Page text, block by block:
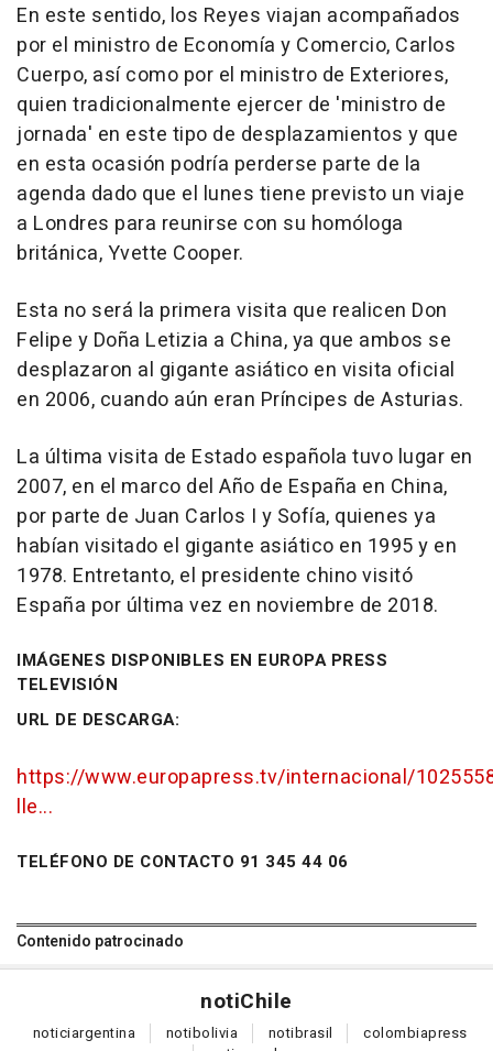
En este sentido, los Reyes viajan acompañados
por el ministro de Economía y Comercio, Carlos
Cuerpo, así como por el ministro de Exteriores,
quien tradicionalmente ejercer de 'ministro de
jornada' en este tipo de desplazamientos y que
en esta ocasión podría perderse parte de la
agenda dado que el lunes tiene previsto un viaje
a Londres para reunirse con su homóloga
británica, Yvette Cooper.
Esta no será la primera visita que realicen Don
Felipe y Doña Letizia a China, ya que ambos se
desplazaron al gigante asiático en visita oficial
en 2006, cuando aún eran Príncipes de Asturias.
La última visita de Estado española tuvo lugar en
2007, en el marco del Año de España en China,
por parte de Juan Carlos I y Sofía, quienes ya
habían visitado el gigante asiático en 1995 y en
1978. Entretanto, el presidente chino visitó
España por última vez en noviembre de 2018.
IMÁGENES DISPONIBLES EN EUROPA PRESS
TELEVISIÓN
URL DE DESCARGA:
https://www.europapress.tv/internacional/
lle...
TELÉFONO DE CONTACTO 91 345 44 06
Contenido patrocinado
notiChile
noticiargentina notibolivia notibrasil colombiapress